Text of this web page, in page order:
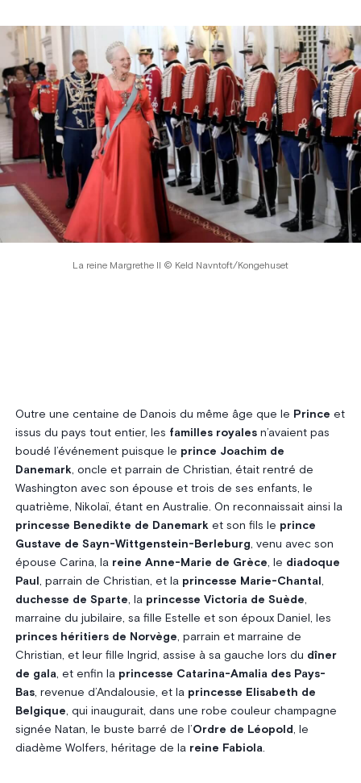
La reine Margrethe II © Keld Navntoft/Kongehuset
Outre une centaine de Danois du même âge que le Prince et
issus du pays tout entier, les familles royalesn’avaient pas
boudé l’événement puisque le prince Joachim de
Danemark, oncle et parrain de Christian, était rentré de
Washington avec son épouse et trois de ses enfants, le
quatrième, Nikolaï, étant en Australie. On reconnaissait ainsi la
princesse Benedikte de Danemarket son fils le prince
Gustave de Sayn-Wittgenstein-Berleburg, venu avec son
épouse Carina, la reine Anne-Marie de Grèce, le diadoque
Paul , parrain de Christian, et la princesse Marie-Chantal ,
duchesse de Sparte, la princesse Victoria de Suède,
marraine du jubilaire, sa fille Estelle et son époux Daniel, les
princes héritiers de Norvège, parrain et marraine de
Christian, et leur fille Ingrid, assise à sa gauche lors du dîner
de gala, et enfin la princesse Catarina-Amalia des Pays-
Bas, revenue d’Andalousie, et la princesse Elisabeth de
Belgique, qui inaugurait, dans une robe couleur champagne
signée Natan, le buste barré de l’Ordre de Léopold, le
diadème Wolfers, héritage de la reine Fabiola.